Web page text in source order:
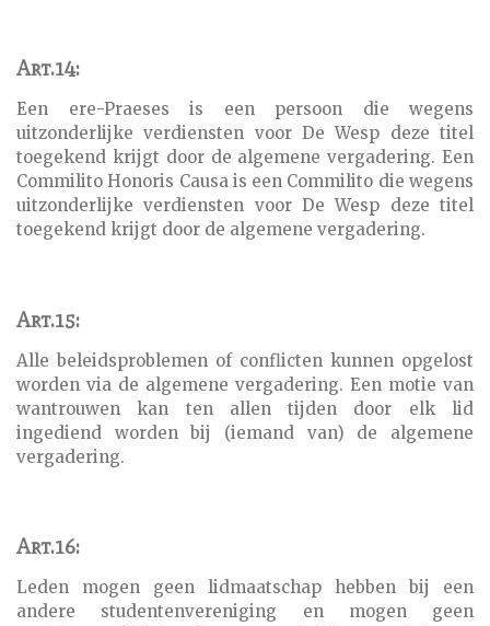
Art.14:
Een ere-Praeses is een persoon die wegens
uitzonderlijke verdiensten voor De Wesp deze titel
toegekend krijgt door de algemene vergadering. Een
Commilito Honoris Causa is een Commilito die wegens
uitzonderlijke verdiensten voor De Wesp deze titel
toegekend krijgt door de algemene vergadering.
Art.15:
Alle beleidsproblemen of conflicten kunnen opgelost
worden via de algemene vergadering. Een motie van
wantrouwen kan ten allen tijden door elk lid
ingediend worden bij (iemand van) de algemene
vergadering.
Art.16:
Leden mogen geen lidmaatschap hebben bij een
andere studentenvereniging en mogen geen